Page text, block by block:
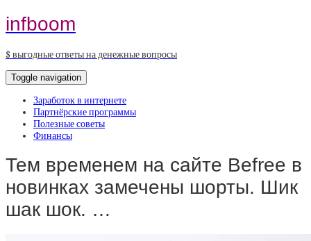
infboom
$ выгодные ответы на денежные вопросы
Toggle navigation
Заработок в интернете
Партнёрские программы
Полезные советы
Финансы
Тем временем на сайте Befree в
новинках замечены шорты. Шик
шак шок. …